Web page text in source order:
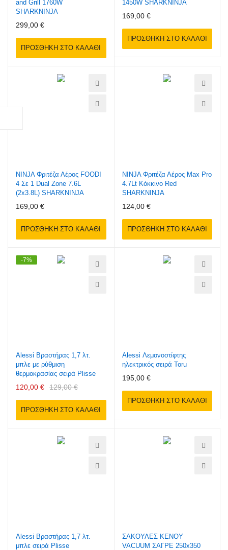
and Grill 1760W
SHARKNINJA
299,00 €
ΠΡΟΣΘΉΚΗ ΣΤΟ ΚΑΛΆΘΙ
1450W SHARKNINJA
169,00 €
ΠΡΟΣΘΉΚΗ ΣΤΟ ΚΑΛΆΘΙ
NINJA Φριτέζα Αέρος FOODI
4 Σε 1 Dual Zone 7.6L
(2x3.8L) SHARKNINJA
169,00 €
ΠΡΟΣΘΉΚΗ ΣΤΟ ΚΑΛΆΘΙ
NINJA Φριτέζα Αέρος Max Pro
4.7Lt Κόκκινο Red
SHARKNINJA
124,00 €
ΠΡΟΣΘΉΚΗ ΣΤΟ ΚΑΛΆΘΙ
-7%
Alessi Βραστήρας 1,7 λτ.
μπλε με ρύθμιση
θερμοκρασίας σειρά Plisse
120,00 € 129,00 €
ΠΡΟΣΘΉΚΗ ΣΤΟ ΚΑΛΆΘΙ
Alessi Λεμονοστίφτης
ηλεκτρικός σειρά Toru
195,00 €
ΠΡΟΣΘΉΚΗ ΣΤΟ ΚΑΛΆΘΙ
Alessi Βραστήρας 1,7 λτ.
μπλε σειρά Plisse
ΣΑΚΟΥΛΕΣ ΚΕΝΟΥ
VACUUM ΣΑΓΡΕ 250x350